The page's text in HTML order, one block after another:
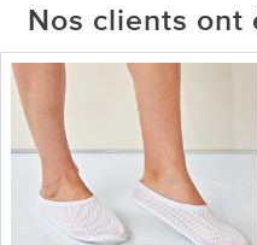
Nos clients ont